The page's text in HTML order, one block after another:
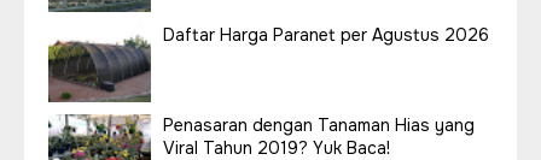
Daftar Harga Paranet per Agustus 2026
Penasaran dengan Tanaman Hias yang
Viral Tahun 2019? Yuk Baca!